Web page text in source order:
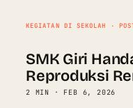
KEGIATAN DI SEKOLAH ·
SMK Giri
Reproduksi
2 MIN · FEB 6, 2026